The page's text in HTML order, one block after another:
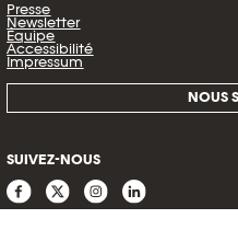
Presse
Newsletter
Équipe
Accessibilité
Impressum
NOUS
SUIVEZ-NOUS